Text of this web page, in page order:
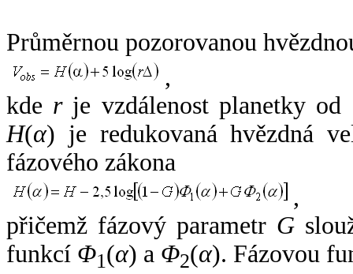
Průměrnou pozorovanou
,
kde rje vzdálenost planetky od
H(α) je redukovaná hvězdná
fázového zákona
,
přičemž fázový parametr G
funkcí Φ1(α) a Φ2(α). Fázovou